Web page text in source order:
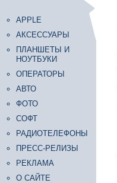
APPLE
АКСЕССУАРЫ
ПЛАНШЕТЫ И
НОУТБУКИ
ОПЕРАТОРЫ
АВТО
ФОТО
СОФТ
РАДИОТЕЛЕФОНЫ
ПРЕСС-РЕЛИЗЫ
РЕКЛАМА
О САЙТЕ